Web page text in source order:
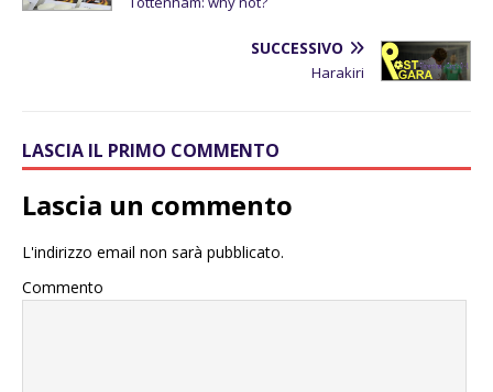
SUCCESSIVO
Harakiri
LASCIA IL PRIMO COMMENTO
Lascia un commento
L'indirizzo email non sarà pubblicato.
Commento